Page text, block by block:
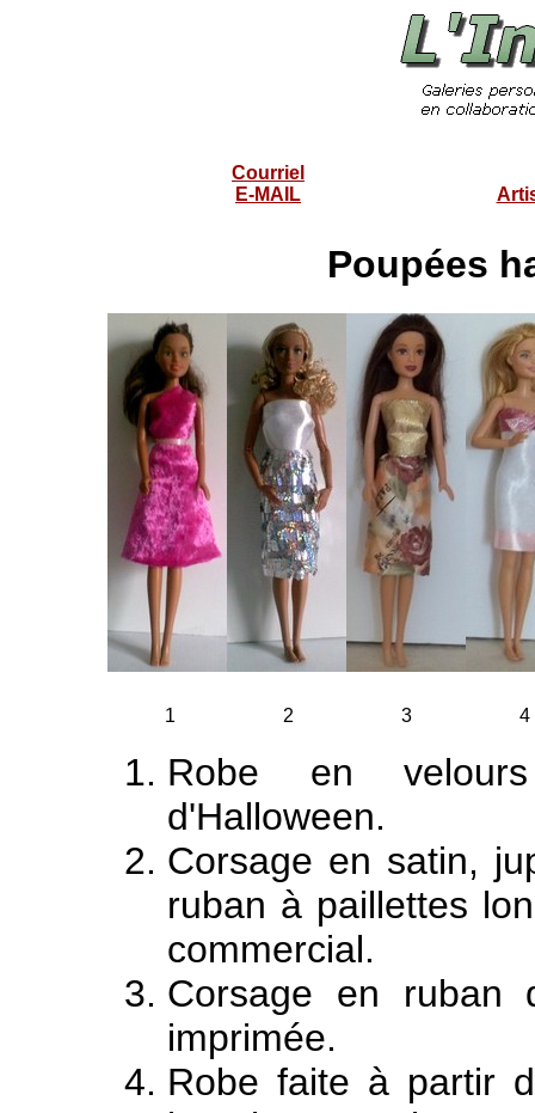
Courriel
E-MAIL
Poupées
1 2 3 4
Robe en
d'Halloween.
Corsage en satin,
ruban à paillettes
commercial.
Corsage en ruban
imprimée.
Robe faite à partir